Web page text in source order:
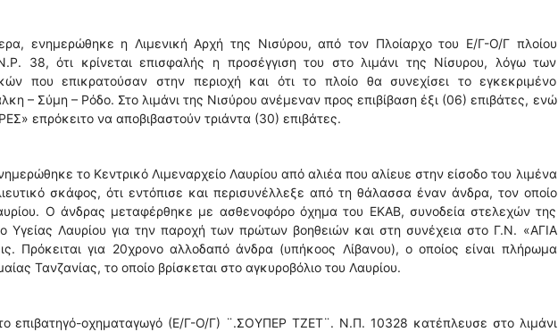
ενημερώθηκε η Λιμενική Αρχή της Νισύρου, από τον Πλοίαρχο του Ε/Γ-Ο/Γ πλοίου
38, ότι κρίνεται επισφαλής η προσέγγιση του στο λιμάνι της Νίσυρου, λόγω των
που επικρατούσαν στην περιοχή και ότι το πλοίο θα συνεχίσει το εγκεκριμένο
– Σύμη – Ρόδο. Στο λιμάνι της Νισύρου ανέμεναν προς επιβίβαση έξι (06) επιβάτες, ενώ
επρόκειτο να αποβιβαστούν τριάντα (30) επιβάτες.
το Κεντρικό Λιμεναρχείο Λαυρίου από αλιέα που αλίευε στην είσοδο του λιμένα
σκάφος, ότι εντόπισε και περισυνέλλεξε από τη θάλασσα έναν άνδρα, τον οποίο
Ο άνδρας μεταφέρθηκε με ασθενοφόρο όχημα του ΕΚΑΒ, συνοδεία στελεχών της
Υγείας Λαυρίου για την παροχή των πρώτων βοηθειών και στη συνέχεια στο Γ.Ν. «ΑΓΙΑ
Πρόκειται για 20χρονο αλλοδαπό άνδρα (υπήκοος Λίβανου), ο οποίος είναι πλήρωμα
Τανζανίας, το οποίο βρίσκεται στο αγκυροβόλιο του Λαυρίου.
επιβατηγό-οχηματαγωγό (Ε/Γ-Ο/Γ) ¨.ΣΟΥΠΕΡ ΤΖΕΤ¨. Ν.Π. 10328 κατέπλευσε στο λιμάνι